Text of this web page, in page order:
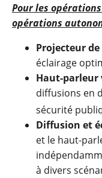
Pour les
opérations
Projecteur
éclairage
Haut-parleur
diffusions en
sécurité
Diffusion et
et le haut-
à divers